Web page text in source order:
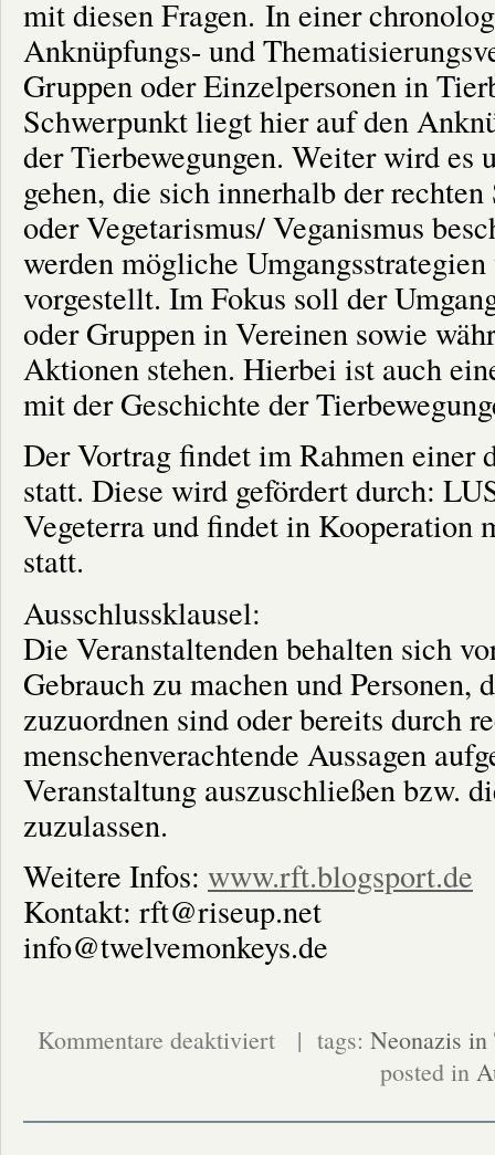
mit diesen Fragen. In einer
Anknüpfungs- und
Gruppen oder Einzelpersonen in
Schwerpunkt liegt hier auf den
der Tierbewegungen. Weiter wird es
gehen, die sich innerhalb der
oder Vegetarismus/ Veganismus
werden mögliche
vorgestellt. Im Fokus soll der
oder Gruppen in Vereinen sowie
Aktionen stehen. Hierbei ist auch
mit der Geschichte der
Der Vortrag findet im Rahmen einer
statt. Diese wird gefördert durch:
Vegeterra und findet in Kooperation
statt.
Ausschlussklausel:
Die Veranstaltenden behalten sich
Gebrauch zu machen und Personen,
zuzuordnen sind oder bereits durch
menschenverachtende Aussagen
Veranstaltung auszuschließen bzw.
zuzulassen.
Weitere Infos: www.rft.blogsport.de
Kontakt: rft@riseup.net
info@twelvemonkeys.de
Kommentare deaktiviert4.8. | tags: Neonazis in
posted in